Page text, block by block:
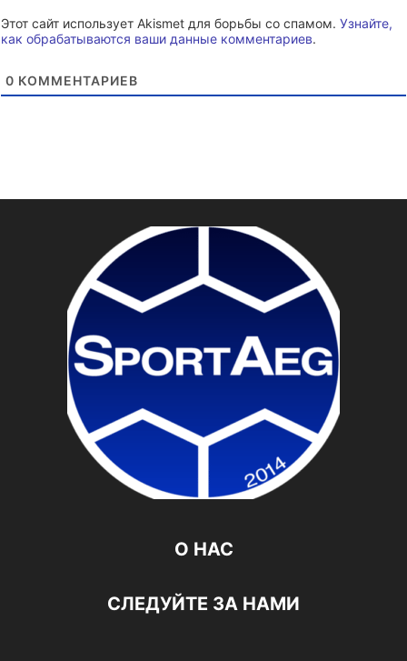
Этот сайт использует Akismet для борьбы со спамом. Узнайте,
как обрабатываются ваши данные комментариев.
0 КОММЕНТАРИЕВ
О НАС
СЛЕДУЙТЕ ЗА НАМИ